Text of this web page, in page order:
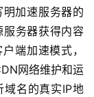
加速服务器的
务器获得内容
端加速模式，
网络维护和运
名的真实IP地